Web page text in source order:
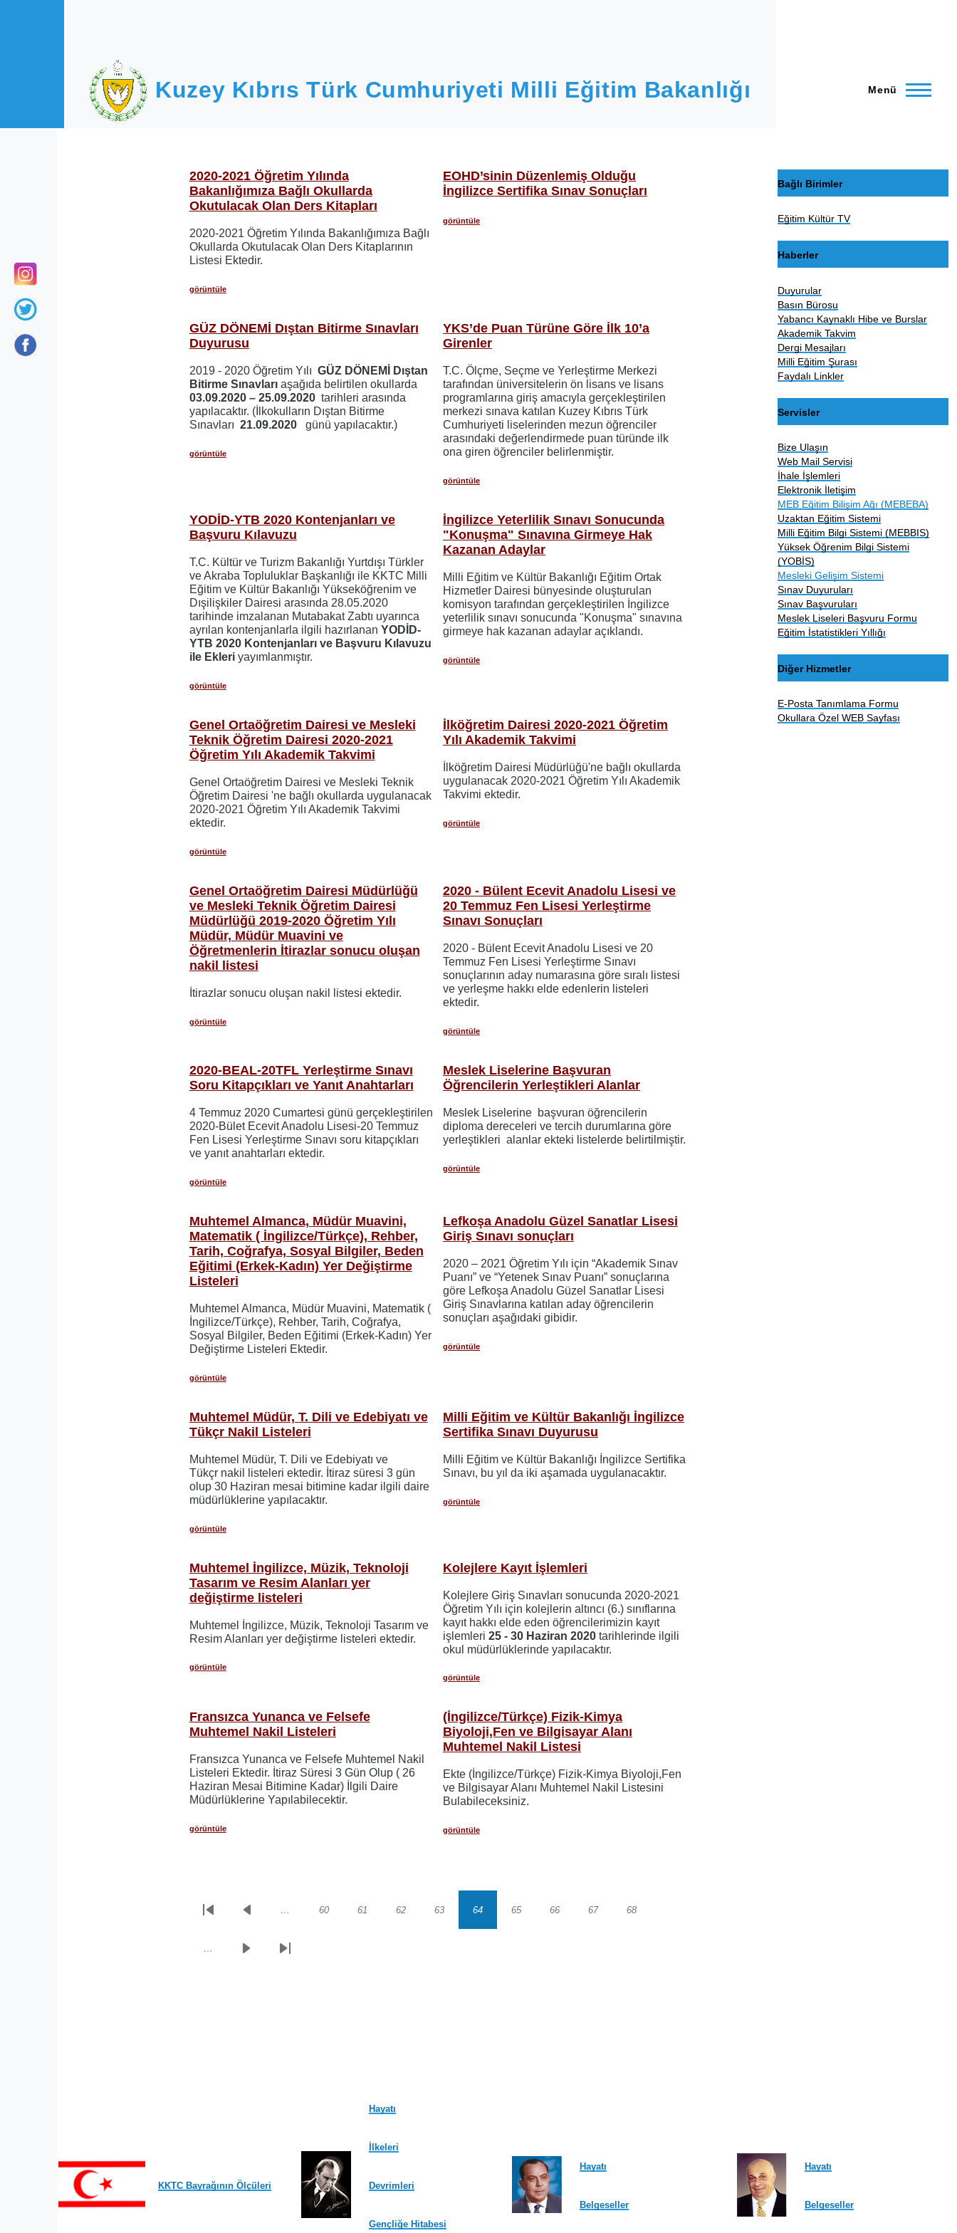
Kuzey Kıbrıs Türk Cumhuriyeti Milli Eğitim Bakanlığı Menü
2020-2021 Öğretim Yılında
Bakanlığımıza Bağlı Okullarda
Okutulacak Olan Ders Kitapları
2020-2021 Öğretim Yılında Bakanlığımıza Bağlı
Okullarda Okutulacak Olan Ders Kitaplarının
Listesi Ektedir.
görüntüle
EOHD’sinin Düzenlemiş Olduğu
İngilizce Sertifika Sınav Sonuçları
görüntüle
GÜZ DÖNEMİ Dıştan Bitirme Sınavları
Duyurusu
2019 - 2020 Öğretim Yılı GÜZ DÖNEMİ Dıştan
Bitirme Sınavlarıaşağıda belirtilen okullarda
03.09.2020 – 25.09.2020 tarihleri arasında
yapılacaktır. (İlkokulların Dıştan Bitirme
Sınavları 21.09.2020 günü yapılacaktır.)
görüntüle
YKS’de Puan Türüne Göre İlk 10’a
Girenler
T.C. Ölçme, Seçme ve Yerleştirme Merkezi
tarafından üniversitelerin ön lisans ve lisans
programlarına giriş amacıyla gerçekleştirilen
merkezi sınava katılan Kuzey Kıbrıs Türk
Cumhuriyeti liselerinden mezun öğrenciler
arasındaki değerlendirmede puan türünde ilk
ona giren öğrenciler belirlenmiştir.
görüntüle
YODİD-YTB 2020 Kontenjanları ve
Başvuru Kılavuzu
T.C. Kültür ve Turizm Bakanlığı Yurtdışı Türkler
ve Akraba Topluluklar Başkanlığı ile KKTC Milli
Eğitim ve Kültür Bakanlığı Yükseköğrenim ve
Dışilişkiler Dairesi arasında 28.05.2020
tarihinde imzalanan Mutabakat Zabtı uyarınca
ayrılan kontenjanlarla ilgili hazırlanan YODİD-
YTB 2020 Kontenjanları ve Başvuru Kılavuzu
ile Ekleriyayımlanmıştır.
görüntüle
İngilizce Yeterlilik Sınavı Sonucunda
"Konuşma" Sınavına Girmeye Hak
Kazanan Adaylar
Milli Eğitim ve Kültür Bakanlığı Eğitim Ortak
Hizmetler Dairesi bünyesinde oluşturulan
komisyon tarafından gerçekleştirilen İngilizce
yeterlilik sınavı sonucunda "Konuşma" sınavına
girmeye hak kazanan adaylar açıklandı.
görüntüle
Genel Ortaöğretim Dairesi ve Mesleki
Teknik Öğretim Dairesi 2020-2021
Öğretim Yılı Akademik Takvimi
Genel Ortaöğretim Dairesi ve Mesleki Teknik
Öğretim Dairesi 'ne bağlı okullarda uygulanacak
2020-2021 Öğretim Yılı Akademik Takvimi
ektedir.
görüntüle
İlköğretim Dairesi 2020-2021 Öğretim
Yılı Akademik Takvimi
İlköğretim Dairesi Müdürlüğü'ne bağlı okullarda
uygulanacak 2020-2021 Öğretim Yılı Akademik
Takvimi ektedir.
görüntüle
Genel Ortaöğretim Dairesi Müdürlüğü
ve Mesleki Teknik Öğretim Dairesi
Müdürlüğü 2019-2020 Öğretim Yılı
Müdür, Müdür Muavini ve
Öğretmenlerin İtirazlar sonucu oluşan
nakil listesi
İtirazlar sonucu oluşan nakil listesi ektedir.
görüntüle
2020 - Bülent Ecevit Anadolu Lisesi ve
20 Temmuz Fen Lisesi Yerleştirme
Sınavı Sonuçları
2020 - Bülent Ecevit Anadolu Lisesi ve 20
Temmuz Fen Lisesi Yerleştirme Sınavı
sonuçlarının aday numarasına göre sıralı listesi
ve yerleşme hakkı elde edenlerin listeleri
ektedir.
görüntüle
2020-BEAL-20TFL Yerleştirme Sınavı
Soru Kitapçıkları ve Yanıt Anahtarları
4 Temmuz 2020 Cumartesi günü gerçekleştirilen
2020-Bület Ecevit Anadolu Lisesi-20 Temmuz
Fen Lisesi Yerleştirme Sınavı soru kitapçıkları
ve yanıt anahtarları ektedir.
görüntüle
Meslek Liselerine Başvuran
Öğrencilerin Yerleştikleri Alanlar
Meslek Liselerine başvuran öğrencilerin
diploma dereceleri ve tercih durumlarına göre
yerleştikleri alanlar ekteki listelerde belirtilmiştir.
görüntüle
Muhtemel Almanca, Müdür Muavini,
Matematik ( İngilizce/Türkçe), Rehber,
Tarih, Coğrafya, Sosyal Bilgiler, Beden
Eğitimi (Erkek-Kadın) Yer Değiştirme
Listeleri
Muhtemel Almanca, Müdür Muavini, Matematik (
İngilizce/Türkçe), Rehber, Tarih, Coğrafya,
Sosyal Bilgiler, Beden Eğitimi (Erkek-Kadın) Yer
Değiştirme Listeleri Ektedir.
görüntüle
Lefkoşa Anadolu Güzel Sanatlar Lisesi
Giriş Sınavı sonuçları
2020 – 2021 Öğretim Yılı için “Akademik Sınav
Puanı” ve “Yetenek Sınav Puanı” sonuçlarına
göre Lefkoşa Anadolu Güzel Sanatlar Lisesi
Giriş Sınavlarına katılan aday öğrencilerin
sonuçları aşağıdaki gibidir.
görüntüle
Muhtemel Müdür, T. Dili ve Edebiyatı ve
Tükçr Nakil Listeleri
Muhtemel Müdür, T. Dili ve Edebiyatı ve
Tükçr nakil listeleri ektedir. İtiraz süresi 3 gün
olup 30 Haziran mesai bitimine kadar ilgili daire
müdürlüklerine yapılacaktır.
görüntüle
Milli Eğitim ve Kültür Bakanlığı İngilizce
Sertifika Sınavı Duyurusu
Milli Eğitim ve Kültür Bakanlığı İngilizce Sertifika
Sınavı, bu yıl da iki aşamada uygulanacaktır.
görüntüle
Muhtemel İngilizce, Müzik, Teknoloji
Tasarım ve Resim Alanları yer
değiştirme listeleri
Muhtemel İngilizce, Müzik, Teknoloji Tasarım ve
Resim Alanları yer değiştirme listeleri ektedir.
görüntüle
Kolejlere Kayıt İşlemleri
Kolejlere Giriş Sınavları sonucunda 2020-2021
Öğretim Yılı için kolejlerin altıncı (6.) sınıflarına
kayıt hakkı elde eden öğrencilerimizin kayıt
işlemleri25 - 30 Haziran 2020 tarihlerinde ilgili
okul müdürlüklerinde yapılacaktır.
görüntüle
Fransızca Yunanca ve Felsefe
Muhtemel Nakil Listeleri
Fransızca Yunanca ve Felsefe Muhtemel Nakil
Listeleri Ektedir. İtiraz Süresi 3 Gün Olup ( 26
Haziran Mesai Bitimine Kadar) İlgili Daire
Müdürlüklerine Yapılabilecektir.
görüntüle
(İngilizce/Türkçe) Fizik-Kimya
Biyoloji,Fen ve Bilgisayar Alanı
Muhtemel Nakil Listesi
Ekte (İngilizce/Türkçe) Fizik-Kimya Biyoloji,Fen
ve Bilgisayar Alanı Muhtemel Nakil Listesini
Bulabileceksiniz.
görüntüle
Sayfalama
İlk
Önceki
… Sayfa
60 Sayfa
61 Sayfa
62 Sayfa
63 Sayfa
64 Sayfa
65 Sayfa
66 Sayfa
67 Sayfa
68
…
Sonraki
Son
Bağlı Birimler
Eğitim Kültür TV
Haberler
Duyurular
Basın Bürosu
Yabancı Kaynaklı Hibe ve Burslar
Akademik Takvim
Dergi Mesajları
Milli Eğitim Şurası
Faydalı Linkler
Servisler
Bize Ulaşın
Web Mail Servisi
İhale İşlemleri
Elektronik İletişim
MEB Eğitim Bilişim Ağı (MEBEBA)
Uzaktan Eğitim Sistemi
Milli Eğitim Bilgi Sistemi (MEBBIS)
Yüksek Öğrenim Bilgi Sistemi
(YOBİS)
Mesleki Gelişim Sistemi
Sınav Duyuruları
Sınav Başvuruları
Meslek Liseleri Başvuru Formu
Eğitim İstatistikleri Yıllığı
Diğer Hizmetler
E-Posta Tanımlama Formu
Okullara Özel WEB Sayfası
KKTC Bayrağının Ölçüleri
Hayatı
İlkeleri
Devrimleri
Gençliğe Hitabesi
Hayatı
Belgeseller
Hayatı
Belgeseller